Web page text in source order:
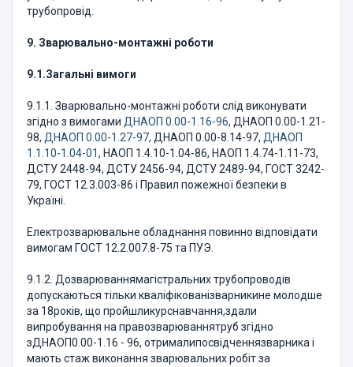
трубопровід.
9. Зварювально-монтажні роботи
9.1.Загальні вимоги
9.1.1. Зварювально-монтажні роботи слід виконувати
згідно з вимогами ДНАОП 0.00-1.16-96, ДНАОП 0.00-1.21-
98, ДНАОП 0.00-1.27-97, ДНАОП 0.00-8.14-97, ДНАОП
1.1.10-1.04-01, НАОП 1.4.10-1.04-86, НАОП 1.4.74-1.11-73,
ДСТУ 2448-94, ДСТУ 2456-94, ДСТУ 2489-94, ГОСТ 3242-
79, ГОСТ 12.3.003-86 і Правил пожежної безпеки в
Україні.
Електрозварювальне обладнання повинно відповідати
вимогам ГОСТ 12.2.007.8-75 та ПУЭ.
9.1.2. Дозварюваннямагістральних трубопроводів
допускаються тільки кваліфікованізварникине молодше
за 18років, що пройшликурснавчання,здали
випробування на правозварюваннятруб згідно
зДНАОП0.00-1.16 - 96, отрималипосвідченнязварника і
мають стаж виконання зварювальних робіт за